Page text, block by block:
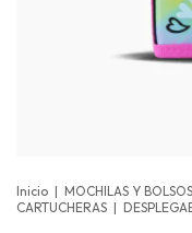
Inicio | MOCHILAS Y BOLSOS
CARTUCHERAS |